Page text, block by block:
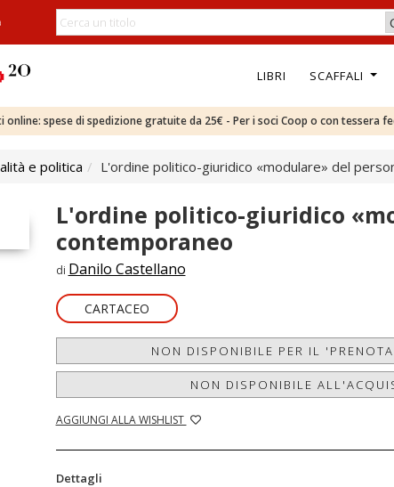
LIBRI SCAFFALI
online: spese di spedizione gratuite da 25€ - Per i soci Coop o con tessera
e politica L'ordine politico-giuridico «modulare» del
L'ordine politico-giuridico
contemporaneo
di Danilo Castellano
CARTACEO
NON DISPONIBILE PER IL
NON DISPONIBILE
AGGIUNGI ALLA WISHLIST
Dettagli